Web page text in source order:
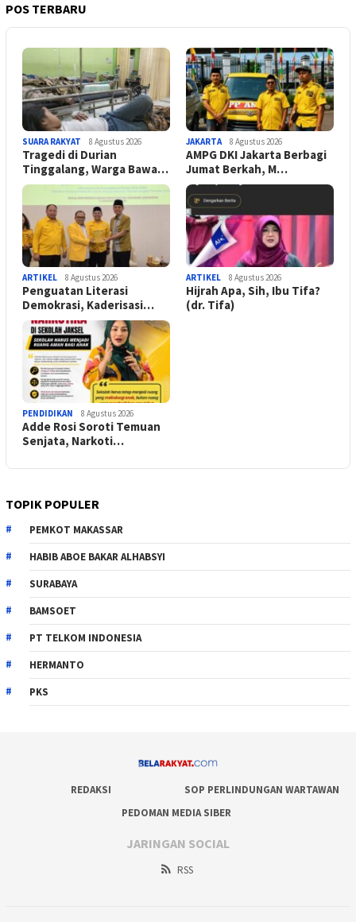
POS TERBARU
SUARA RAKYAT 8 Agustus 2026
Tragedi di Durian
Tinggalang, Warga Bawa…
JAKARTA 8 Agustus 2026
AMPG DKI Jakarta Berbagi
Jumat Berkah, M…
ARTIKEL 8 Agustus 2026
Penguatan Literasi
Demokrasi, Kaderisasi…
ARTIKEL 8 Agustus 2026
Hijrah Apa, Sih, Ibu Tifa?
(dr. Tifa)
PENDIDIKAN 8 Agustus 2026
Adde Rosi Soroti Temuan
Senjata, Narkoti…
TOPIK POPULER
PEMKOT MAKASSAR
HABIB ABOE BAKAR ALHABSYI
SURABAYA
BAMSOET
PT TELKOM INDONESIA
HERMANTO
PKS
REDAKSI
SOP PERLINDUNGAN WARTAWAN
PEDOMAN MEDIA SIBER
JARINGAN SOCIAL
RSS